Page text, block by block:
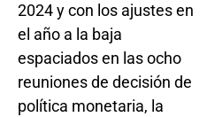
2024 y con los ajustes en
el año a la baja
espaciados en las ocho
reuniones de decisión de
política monetaria, la